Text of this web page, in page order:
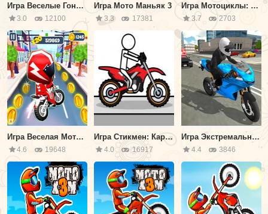
Игра Веселые Гонки На Квадроциклах
3.0 12100
Игра Мото Маньяк 3
3.3 17381
Игра Мотоциклы: Супер MX Чемпион
3.7 2703
Игра Веселая Мото Гонка
4.6 19648
Игра Стикмен: Карманные Гонки
4.0 16917
Игра Экстремальное Вождение Мотоцикла 3Д
4.4 3846